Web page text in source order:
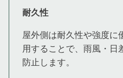
耐久性
屋外側は耐久性や強度に
用することで、雨風・日
防止します。